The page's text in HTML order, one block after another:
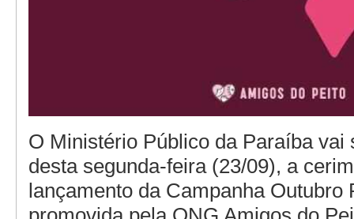
O Ministério Público da Paraíba vai
desta segunda-feira (23/09), a
lançamento da Campanha Outubro